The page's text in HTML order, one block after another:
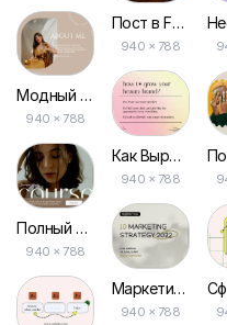
Модный Стиль Эстетика Бежевый О Нас Пост в Facebook
940 × 788
Полный Доступ к Онлайн-курсу Facebook Пост
940 × 788
Пост в Facebook О Снижении Цены на Товар
940 × 788
Как Вырастить Ваш Бренд Пост в Facebook
940 × 788
Маркетинговая Стратегия, Реклама Поста для Живого Вебинара в Facebook
940 × 788